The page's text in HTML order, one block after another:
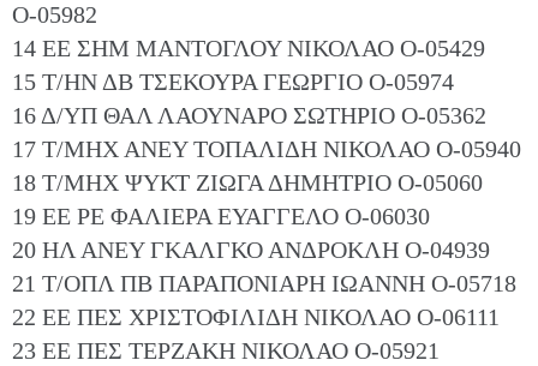
Ο-05982
14 ΕΕ ΣΗΜ ΜΑΝΤΟΓΛΟΥ ΝΙΚΟΛΑΟ Ο-05429
15 Τ/ΗΝ ΔΒ ΤΣΕΚΟΥΡΑ ΓΕΩΡΓΙΟ Ο-05974
16 Δ/ΥΠ ΘΑΛ ΛΑΟΥΝΑΡΟ ΣΩΤΗΡΙΟ Ο-05362
17 Τ/ΜΗΧ ΑΝΕΥ ΤΟΠΑΛΙΔΗ ΝΙΚΟΛΑΟ Ο-05940
18 Τ/ΜΗΧ ΨΥΚΤ ΖΙΩΓΑ ΔΗΜΗΤΡΙΟ Ο-05060
19 ΕΕ ΡΕ ΦΑΛΙΕΡΑ ΕΥΑΓΓΕΛΟ Ο-06030
20 ΗΛ ΑΝΕΥ ΓΚΑΛΓΚΟ ΑΝΔΡΟΚΛΗ Ο-04939
21 Τ/ΟΠΛ ΠΒ ΠΑΡΑΠΟΝΙΑΡΗ ΙΩΑΝΝΗ Ο-05718
22 ΕΕ ΠΕΣ ΧΡΙΣΤΟΦΙΛΙΔΗ ΝΙΚΟΛΑΟ Ο-06111
23 ΕΕ ΠΕΣ ΤΕΡΖΑΚΗ ΝΙΚΟΛΑΟ Ο-05921